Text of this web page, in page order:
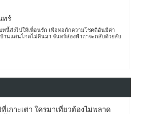
ทร์
ทนี้ส่งไปให้เพื่อนรัก เพื่อทอถักความโชคดีอันมีค่า
บ้านแสนไกลไม่คืนมา จันทร์ส่องฟ้าฤาจะกลับด้วยลับ
ที่เกาะเต่า ใครมาเที่ยวต้องไม่พลาด